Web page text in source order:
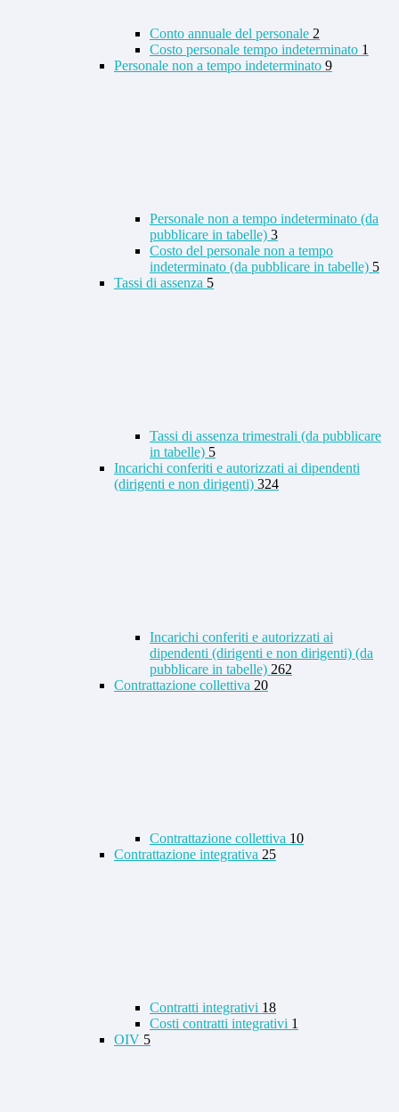
Conto annuale del personale 2
Costo personale tempo indeterminato 1
Personale non a tempo indeterminato 9
Personale non a tempo indeterminato (da
pubblicare in tabelle) 3
Costo del personale non a tempo
indeterminato (da pubblicare in tabelle) 5
Tassi di assenza 5
Tassi di assenza trimestrali (da pubblicare
in tabelle) 5
Incarichi conferiti e autorizzati ai dipendenti
(dirigenti e non dirigenti) 324
Incarichi conferiti e autorizzati ai
dipendenti (dirigenti e non dirigenti) (da
pubblicare in tabelle) 262
Contrattazione collettiva 20
Contrattazione collettiva 10
Contrattazione integrativa 25
Contratti integrativi 18
Costi contratti integrativi 1
OIV 5